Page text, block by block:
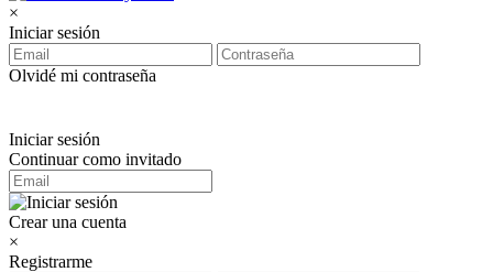
×
Iniciar sesión
Olvidé mi contraseña
Iniciar sesión
Continuar como invitado
Crear una cuenta
×
Registrarme